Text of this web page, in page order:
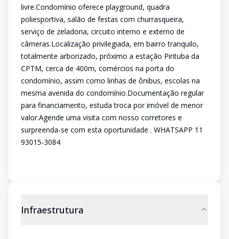
livre.Condomínio oferece playground, quadra
poliesportiva, salão de festas com churrasqueira,
serviço de zeladoria, circuito interno e externo de
câmeras.Localização privilegiada, em bairro tranquilo,
totalmente arborizado, próximo a estação Pirituba da
CPTM, cerca de 400m, comércios na porta do
condomínio, assim como linhas de ônibus, escolas na
mesma avenida do condomínio.Documentação regular
para financiamento, estuda troca por imóvel de menor
valor.Agende uma visita com nosso corretores e
surpreenda-se com esta oportunidade . WHATSAPP 11
93015-3084
Infraestrutura